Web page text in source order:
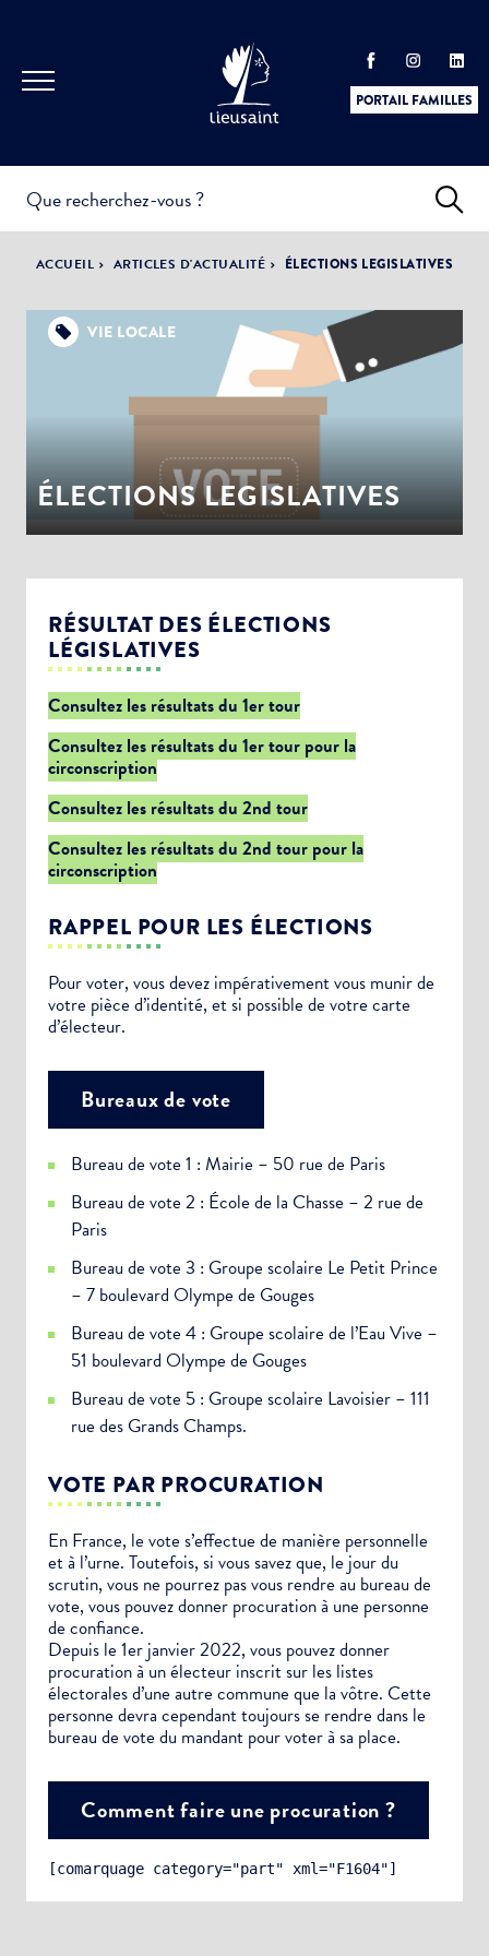
PORTAIL FAMILLES
PRATIQUES &
DÉMARCHES
ACTUALITÉS &
ÉVÈNEMENTS
LA VILLE
DÉMOCRATIE
PARTICIPATIVE
ACCUEIL ARTICLES D'ACTUALITÉ ÉLECTIONS LEGISLATIVES
VIE LOCALE
ÉLECTIONS LEGISLATIVES
RÉSULTAT DES ÉLECTIONS
LÉGISLATIVES
Consultez les résultats du 1er tour
Consultez les résultats du 1er tour pour la
circonscription
Consultez les résultats du 2nd tour
Consultez les résultats du 2nd tour pour la
circonscription
RAPPEL POUR LES ÉLECTIONS
Pour voter, vous devez impérativement vous munir de
votre pièce d’identité, et si possible de votre carte
d’électeur.
Bureaux de vote
Bureau de vote 1 : Mairie – 50 rue de Paris
Bureau de vote 2 : École de la Chasse – 2 rue de
Paris
Bureau de vote 3 : Groupe scolaire Le Petit Prince
– 7 boulevard Olympe de Gouges
Bureau de vote 4 : Groupe scolaire de l’Eau Vive –
51 boulevard Olympe de Gouges
Bureau de vote 5 : Groupe scolaire Lavoisier – 111
rue des Grands Champs.
VOTE PAR PROCURATION
En France, le vote s’effectue de manière personnelle
et à l’urne. Toutefois, si vous savez que, le jour du
scrutin, vous ne pourrez pas vous rendre au bureau de
vote, vous pouvez donner procuration à une personne
de confiance.
Depuis le 1er janvier 2022, vous pouvez donner
procuration à un électeur inscrit sur les listes
électorales d’une autre commune que la vôtre. Cette
personne devra cependant toujours se rendre dans le
bureau de vote du mandant pour voter à sa place.
Comment faire une procuration ?
[comarquage category="part" xml="F1604"]